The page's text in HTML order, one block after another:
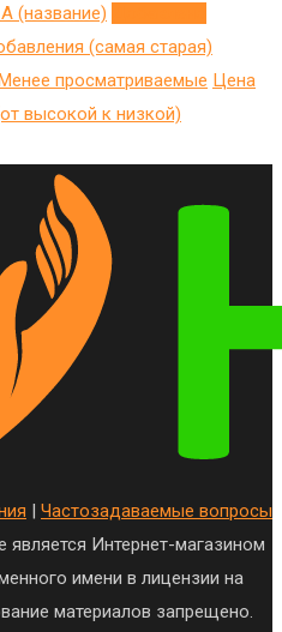
(название)
(самая старая)
просматриваемые Цена
высокой к низкой)
| Частозадаваемые вопросы
является Интернет-магазином
имени в лицензии на
материалов запрещено.